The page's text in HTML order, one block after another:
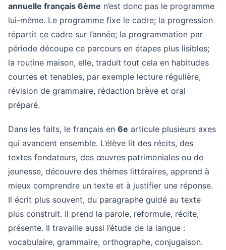
annuelle français 6ème n’est donc pas le programme
lui-même. Le programme fixe le cadre; la progression
répartit ce cadre sur l’année; la programmation par
période découpe ce parcours en étapes plus lisibles;
la routine maison, elle, traduit tout cela en habitudes
courtes et tenables, par exemple lecture régulière,
révision de grammaire, rédaction brève et oral
préparé.
Dans les faits, le français en 6e articule plusieurs axes
qui avancent ensemble. L’élève lit des récits, des
textes fondateurs, des œuvres patrimoniales ou de
jeunesse, découvre des thèmes littéraires, apprend à
mieux comprendre un texte et à justifier une réponse.
Il écrit plus souvent, du paragraphe guidé au texte
plus construit. Il prend la parole, reformule, récite,
présente. Il travaille aussi l’étude de la langue :
vocabulaire, grammaire, orthographe, conjugaison.